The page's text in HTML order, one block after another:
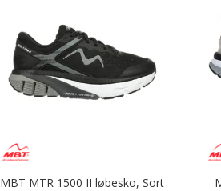
MBT MTR 1500 II løbesko, Sort